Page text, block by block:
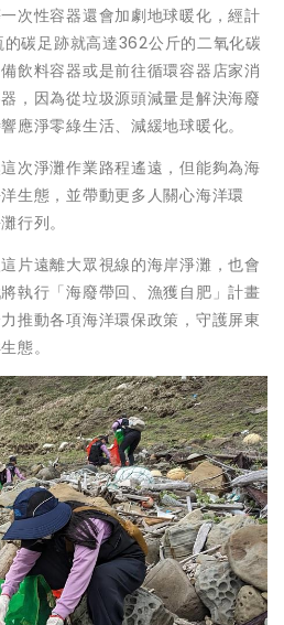
次性容器還會加劇地球暖化，經計
碳足跡就高達362公斤的二氧化碳
飲料容器或是前往循環容器店家消
，因為從垃圾源頭減量是解決海廢
應淨零綠生活、減緩地球暖化。
次淨灘作業路程遙遠，但能夠為海
生態，並帶動更多人關心海洋環
行列。
片遠離大眾視線的海岸淨灘，也會
執行「海廢帶回、漁獲自肥」計畫
推動各項海洋環保政策，守護屏東
態。